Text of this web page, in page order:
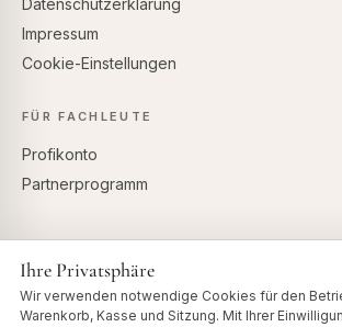
Impressum
Cookie-Einstellungen
FÜR FACHLEUTE
Profikonto
Partnerprogramm
Ihre Privatsphäre
Wir verwenden notwendige Cookies für den
Warenkorb, Kasse und Sitzung. Mit Ihrer